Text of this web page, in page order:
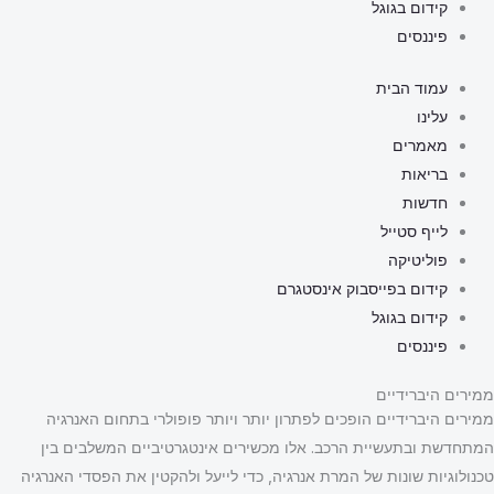
קידום בגוגל
פיננסים
עמוד הבית
עלינו
מאמרים
בריאות
חדשות
לייף סטייל
פוליטיקה
קידום בפייסבוק אינסטגרם
קידום בגוגל
פיננסים
ממירים היברידיים
ממירים היברידיים הופכים לפתרון יותר ויותר פופולרי בתחום האנרגיה
המתחדשת ובתעשיית הרכב. אלו מכשירים אינטגרטיביים המשלבים בין
טכנולוגיות שונות של המרת אנרגיה, כדי לייעל ולהקטין את הפסדי האנרגיה